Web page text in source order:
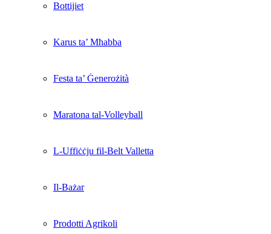
Bottijiet
Karus ta’ Mħabba
Festa ta’ Ġenerożità
Maratona tal-Volleyball
L-Uffiċċju fil-Belt Valletta
Il-Bażar
Prodotti Agrikoli